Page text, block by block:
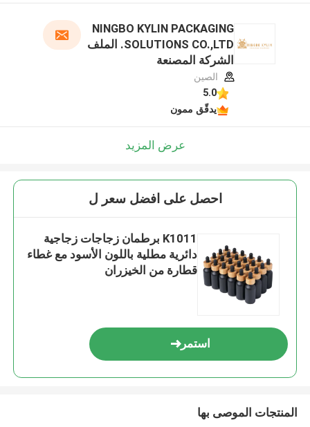
NINGBO KYLIN PACKAGING
SOLUTIONS CO.,LTD. الملف
الشركة المصنعة
الصين
5.0
يدقّق ممون
عرض المزيد
احصل على افضل سعر ل
K1011 برطمان زجاجات زجاجية
دائرية مطلية باللون الأسود مع غطاء
قطارة من الخيزران
استمر
المنتجات الموصى بها